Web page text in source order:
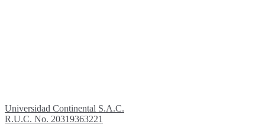
Universidad Continental S.A.C.
R.U.C. No. 20319363221